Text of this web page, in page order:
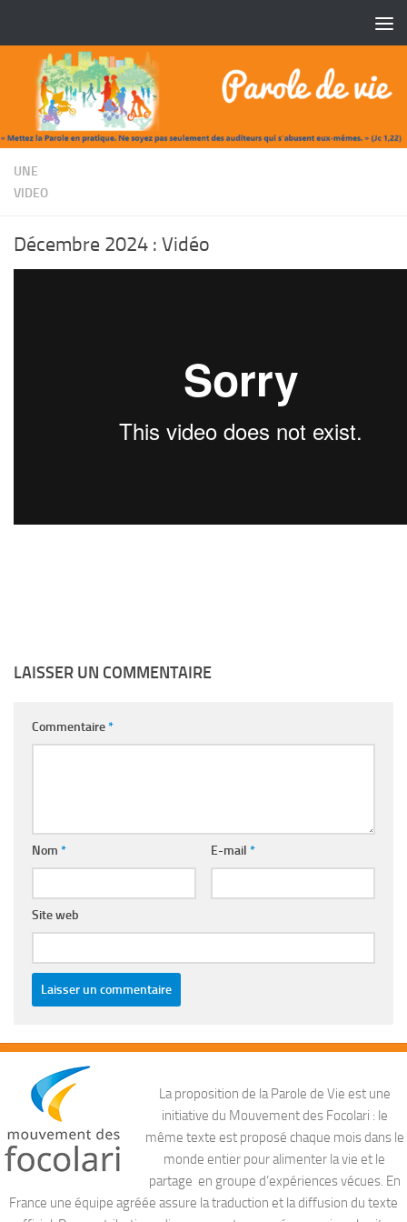
UNE
VIDEO
Décembre 2024 : Vidéo
LAISSER UN COMMENTAIRE
Commentaire*
Nom * E-mail *
Site web
La proposition de la Parole de Vie est une
initiative du Mouvement des Focolari : le
même texte est proposé chaque mois dans le
monde entier pour alimenter la vie et le
partage en groupe d’expériences vécues. En
France une équipe agréée assure la traduction et la diffusion du texte